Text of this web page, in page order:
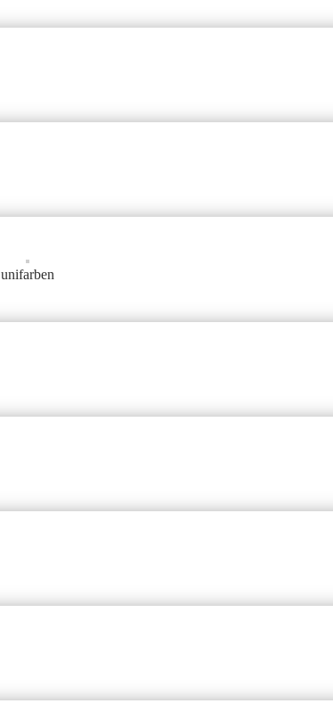
unifarben